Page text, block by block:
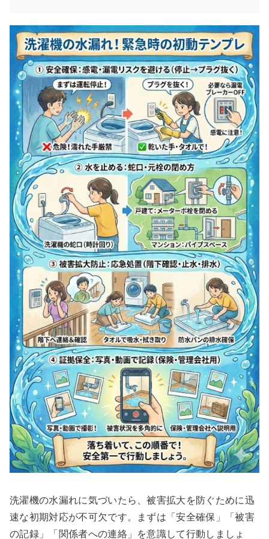
洗濯機の水漏れに気づいたら、被害拡大を防ぐために迅
速な初期対応が不可欠です。まずは「安全確保」「被害
の記録」「関係者への連絡」を意識して行動しましょ